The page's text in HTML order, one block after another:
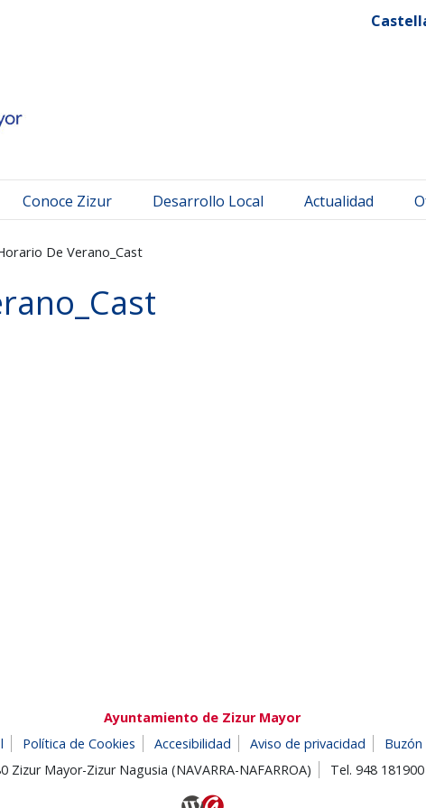
Conoce Zizur Desarrollo Local Actualidad
De Verano_Cast
Ayuntamiento de Zizur Mayor
Política de Cookies Accesibilidad Aviso de privacidad
Buzón
Mayor-Zizur Nagusia (NAVARRA-NAFARROA)
Tel. 948 181900